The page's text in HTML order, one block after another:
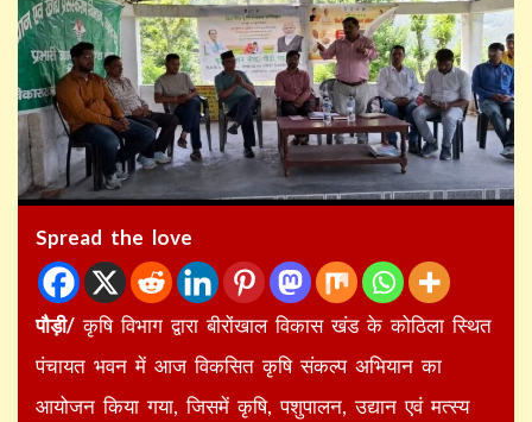
Spread the love
पौड़ी/ कृषि विभाग द्वारा बीरोंखाल विकास खंड के कोठिला स्थित
पंचायत भवन में आज विकसित कृषि संकल्प अभियान का
आयोजन किया गया, जिसमें कृषि, पशुपालन, उद्यान एवं मत्स्य